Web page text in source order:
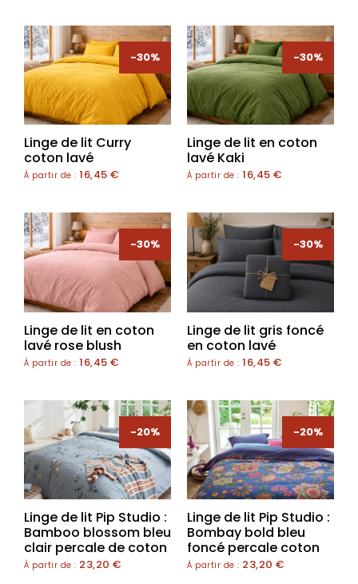
-30%
Linge de lit Curry
coton lavé
À partir de : 16,45 €
-30%
Linge de lit en coton
lavé Kaki
À partir de : 16,45 €
-30%
Linge de lit en coton
lavé rose blush
À partir de : 16,45 €
-30%
Linge de lit gris foncé
en coton lavé
À partir de : 16,45 €
-20%
Linge de lit Pip Studio :
Bamboo blossom bleu
clair percale de coton
À partir de : 23,20 €
-20%
Linge de lit Pip Studio :
Bombay bold bleu
foncé percale coton
À partir de : 23,20 €